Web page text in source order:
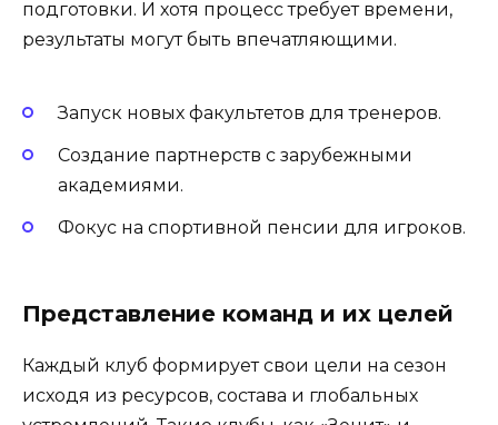
подготовки. И хотя процесс требует времени,
результаты могут быть впечатляющими.
Запуск новых факультетов для тренеров.
Создание партнерств с зарубежными
академиями.
Фокус на спортивной пенсии для игроков.
Представление команд и их целей
Каждый клуб формирует свои цели на сезон
исходя из ресурсов, состава и глобальных